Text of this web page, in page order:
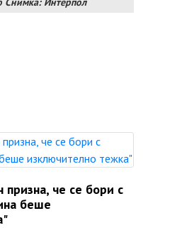
че се бори с
беше